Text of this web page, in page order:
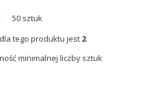
50 sztuk
tego produktu jest 2
minimalnej liczby sztuk